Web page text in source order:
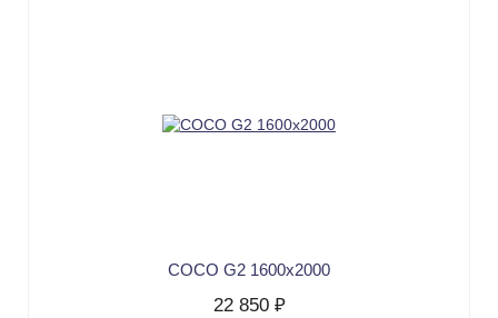
COCO G2 1600х2000
22 850 ₽